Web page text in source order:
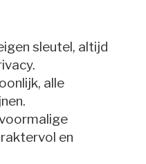
sleutel, altijd
alle
en